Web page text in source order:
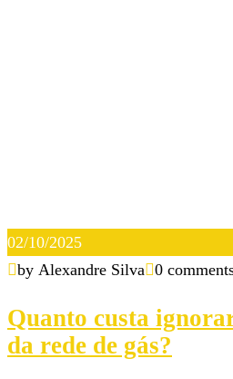
02/10/2025
by Alexandre Silva 0
Quanto custa
da rede de gás?